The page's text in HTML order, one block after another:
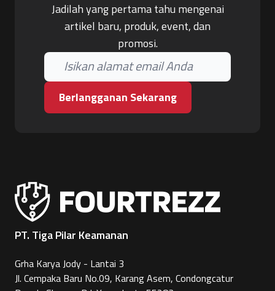
Jadilah yang pertama tahu mengenai
artikel baru, produk, event, dan
promosi.
Berlangganan Sekarang
PT. Tiga Pilar Keamanan
Grha Karya Jody - Lantai 3
Jl. Cempaka Baru No.09, Karang Asem, Condongcatur